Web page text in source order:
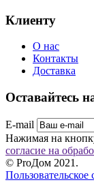
Клиенту
О нас
Контакты
Доставка
Оставайтесь
E-mail
Нажимая на
согласие на
© ProДом 2021.
Пользовательское